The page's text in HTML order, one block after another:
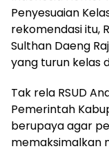
Penyesuaian
rekomendasi itu,
Sulthan Daeng
yang turun kelas
Tak rela RSUD
Pemerintah
berupaya agar
memaksimalkan